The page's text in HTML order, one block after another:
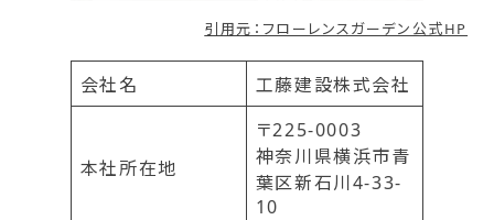
引用元：フローレンスガーデン公式HP
会社名 工藤建設株式会社
本社所在地
〒225-0003
神奈川県横浜市青
葉区新石川4-33-
10